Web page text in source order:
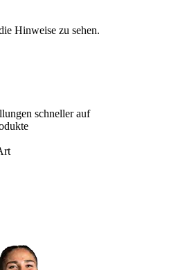
Hinweise zu sehen.
schneller auf